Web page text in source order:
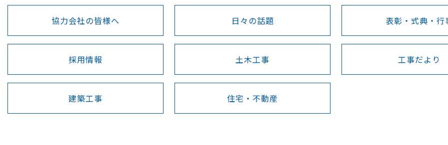
協力会社の皆様へ 日々の話題 表彰・式典・行
採用情報 土木工事 工事だより
建築工事 住宅・不動産